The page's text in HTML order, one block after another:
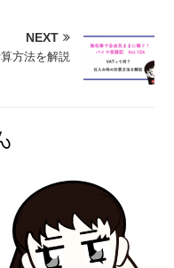
NEXT
方法を解説